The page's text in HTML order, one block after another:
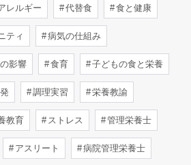
レルギー 代替食 食と健康
ティ 病気の仕組み
影響 食育 子どもの食と栄養
調理実習 栄養教諭
教育 ストレス 管理栄養士
アスリート 病院管理栄養士